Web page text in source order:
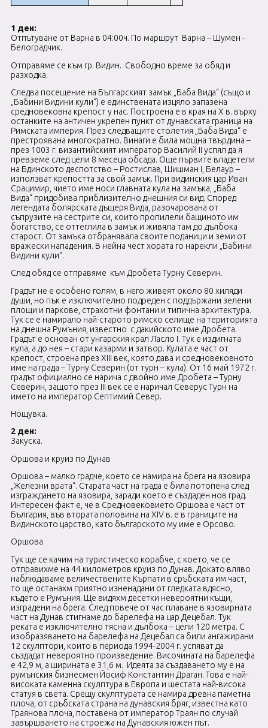
1 ден:
Отпътуване от Варна в 04:00ч. По маршрут Варна – Шумен -
Отправяме се към гр. Видин. Свободно време за обяд и
разходка.
Следва посещение на Българският замък „Баба Вида“ (също и
„Бабини Видини кули“) е единствената изцяло запазена
средновековна крепост у нас. Построена е в края на X в. върху
останките на античен укрепен пункт от дунавската граница на
Римската империя. През следващите столетия „Баба Вида“ е
престроявана многократно. Винаги е била мощна твърдина –
през 1003 г. византийският император Василий II успял да я
превземе след цели 8 месеца обсада. Още първите владетели
на Бдинското деспотство – Ростислав, Шишман I, Белаур –
използват крепостта за свой замък. При видинския цар Иван
Срацимир, чието име носи главната кула на замъка, „Баба
Вида“ придобива приблизително днешния си вид. Според
легендата болярската дъщеря Вида, разочарована от
съпрузите на сестрите си, които пропилели бащиното им
богатство, се оттеглила в замък и живяла там до дълбока
старост. От замъка отбранявала своите поданици и земи от
вражески нападения. В нейна чест хората го нарекли „Бабини
Видини кули“.
След обяд се отправяме към Дробета Турну Северин.
Градът не е особено голям, в него живеят около 80 хиляди
души, но пък е изключително подреден с поддържани зелени
площи и паркове, страхотни фонтани и типична архитектура.
Тук се е намирало най-старото римско селище на територията
на днешна Румъния, известно с дакийското име Дробета.
Градът е основан от унгарския крал Ласло I. Тук е издигната
кула, а до нея – стари казарми и затвор. Кулата е част от
крепост, строена през XIII век, която дава и средновековното
име на града – Турну Северин (от турн – кула). От 16 май 1972 г.
градът официално се нарича с двойно име Дробета – Турну
Северин, защото през III век се е наричал Северус Турн на
името на император Септимий Север.
Нощувка.
2 ден:
Закуска.
Оршова и круиз по Дунав
Оршова – малко градче, което се намира на брега на язовира
„Железни врата“. Старата част на града е била потопена след
изграждането на язовира, заради което е създаден нов град.
Интересен факт е, че в Средновековието Оршова е част от
България, във втората половина на ХІV в. е в границите на
Видинското царство, като българското му име е Орсово.
Оршова
Тук ще се качим на туристическо корабче, с което, че се
отправихме на 44 километров круиз по Дунав. Докато вляво
наблюдаваме величествените Кърпати в сръбската им част,
то ще останахм приятно изненадани от гледката вдясно,
където е Румъния. Ще видяхм десетки невероятни къщи,
изградени на брега. След повече от час плаване в язовирната
част на Дунав стигнаме до барелефа на цар Децебал. Тук
реката е изключително тясна и дълбока – цели 120 метра. С
изобразяването на барелефа на Децебал са били ангажирани
12 скулптори, които в периода 1994-2004 г. успяват да
създадат невероятно произведение. Височината на барелефа
е 42,9 м, а ширината е 31,6 м. Идеята за създаването му е на
румънския бизнесмен Йосиф Константин Драган. Това е най-
високата каменна скулптура в Европа и шестата най-висока
статуя в света. Срещу скулптурата се намира древна паметна
плоча, от сръбската страна на дунавския бряг, известна като
Траянова плоча, поставена от император Траян по случай
завършването на строежа на Дунавския южен път.